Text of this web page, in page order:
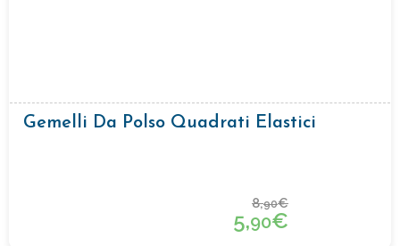
Gemelli Da Polso Quadrati Elastici
8,90€
5,90€